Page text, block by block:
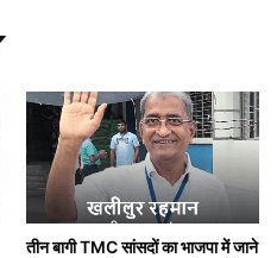
तीन बागी TMC सांसदों का भाजपा में जाने